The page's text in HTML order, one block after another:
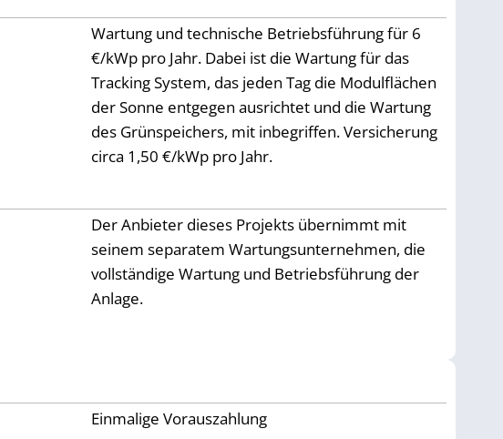
Wartung und technische Betriebsführung für 6
€/kWp pro Jahr. Dabei ist die Wartung für das
Tracking System, das jeden Tag die Modulflächen
der Sonne entgegen ausrichtet und die Wartung
des Grünspeichers, mit inbegriffen. Versicherung
circa 1,50 €/kWp pro Jahr.
Der Anbieter dieses Projekts übernimmt mit
seinem separatem Wartungsunternehmen, die
vollständige Wartung und Betriebsführung der
Anlage.
Einmalige Vorauszahlung